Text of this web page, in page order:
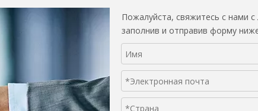
Пожалуйста, свяжитесь с нами
заполнив и отправив форму